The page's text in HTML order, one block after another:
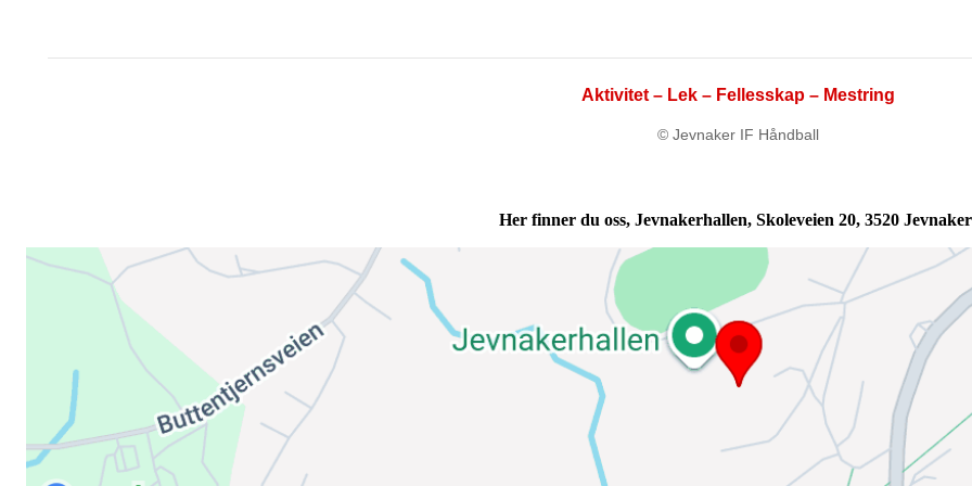
Aktivitet – Lek – Fellesskap – Mestring
© Jevnaker IF Håndball
Her finner du oss, Jevnakerhallen, Skoleveien 20, 3520